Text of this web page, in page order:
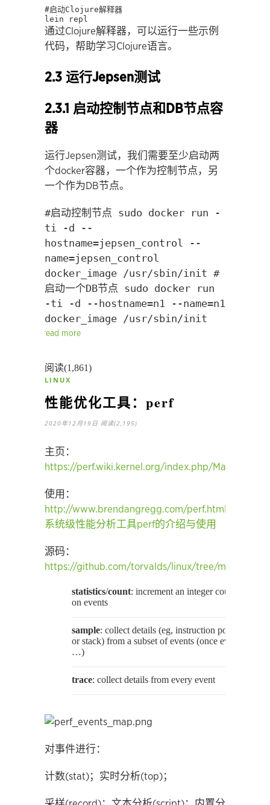
#启动Clojure解释器
lein repl
通过Clojure解释器，可以运行一些示例
代码，帮助学习Clojure语言。
2.3 运行Jepsen测试
2.3.1 启动控制节点和DB节点容
器
运行Jepsen测试，我们需要至少启动两
个docker容器，一个作为控制节点，另
一个作为DB节点。
#启动控制节点 sudo docker run -
ti -d --
hostname=jepsen_control --
name=jepsen_control
docker_image /usr/sbin/init #
启动一个DB节点 sudo docker run
-ti -d --hostname=n1 --name=n1
docker_image /usr/sbin/init
read more
阅读(1,861)
LINUX
性能优化工具：perf
2020年12月19日 阅读(2,195)
主页：
https://perf.wiki.kernel.org/index.php/Main_Page
使用：
http://www.brendangregg.com/perf.html
系统级性能分析工具perf的介绍与使用
源码：
https://github.com/torvalds/linux/tree/master/
statistics/count: increment an integer counter
on events
sample: collect details (eg, instruction pointer
or stack) from a subset of events (once every
…)
trace: collect details from every event
对事件进行：
计数(stat)；实时分析(top)；